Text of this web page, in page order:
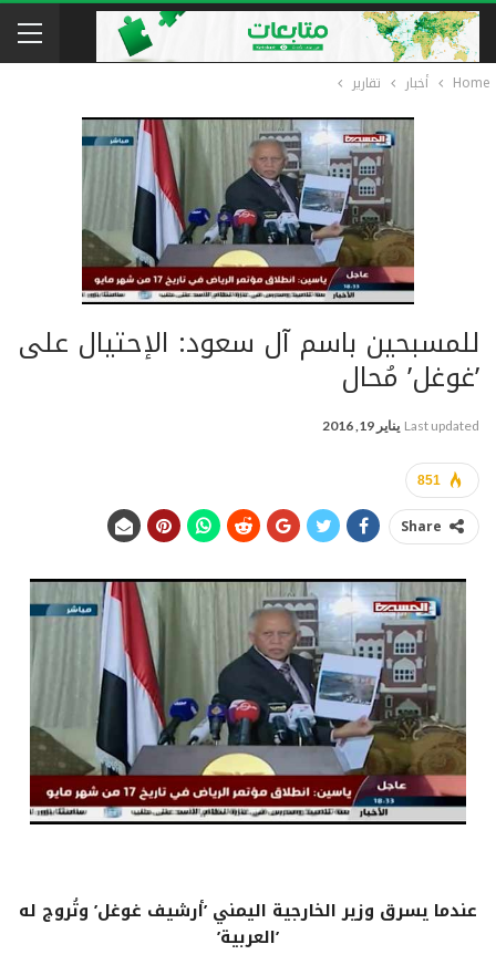
Home أخبار تقارير
للمسبحين باسم آل سعود: الإحتيال على
’غوغل’ مُحال
Last updated يناير 19, 2016
851
Share
عندما يسرق وزير الخارجية اليمني ’أرشيف غوغل’ وتُروج له
’العربية’